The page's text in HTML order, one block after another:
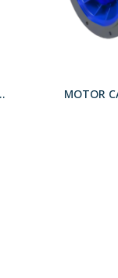
B14 T63 230/400 IE2